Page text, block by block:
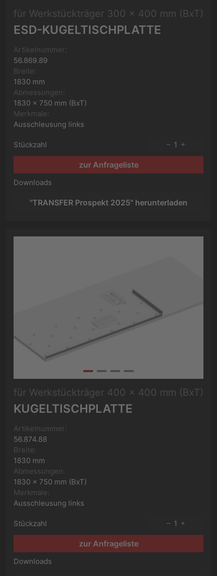
für Werkstückträger 300 x 400 mm (BxT)
ESD-KUGELTISCHPLATTE
Artikelnummer:
56.869.89
Breite:
1830 mm
Abmessungen:
1830 x 750 mm (BxT)
Merkmale:
Ausschleusung links
Stückzahl 1
zur Anfrageliste
Downloads
"TRANSFER Prospekt 2025" herunterladen
für Werkstückträger 400 x 400 mm (BxT)
KUGELTISCHPLATTE
Artikelnummer:
56.874.88
Breite:
1830 mm
Abmessungen:
1830 x 750 mm (BxT)
Merkmale:
Ausschleusung links
Stückzahl 1
zur Anfrageliste
Downloads